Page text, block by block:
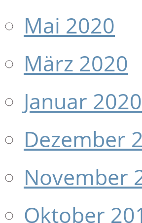
Mai 2020
März 2020
Januar 2020
Dezember
November
Oktober